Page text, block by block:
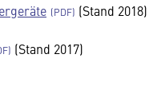
(Stand 2018)
(Stand 2017)